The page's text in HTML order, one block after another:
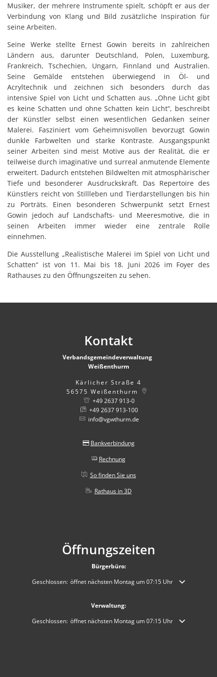
Musiker, der mehrere Instrumente spielt, schöpft er aus der
Verbindung von Klang und Bild zusätzliche Inspiration für
seine Arbeiten.
Seine Werke stellte Ernest Gowin bereits in zahlreichen
Ländern aus, darunter Deutschland, Polen, Luxemburg,
Frankreich, Tschechien, Ungarn, Finnland und Australien.
Seine Gemälde entstehen überwiegend in Öl- und
Acryltechnik und zeichnen sich besonders durch das
intensive Spiel von Licht und Schatten aus. „Ohne Licht gibt
es keine Schatten und ohne Schatten kein Licht“, beschreibt
der Künstler selbst einen wesentlichen Gedanken seiner
Malerei. Fasziniert vom Geheimnisvollen bevorzugt Gowin
dunkle Farbwelten und starke Kontraste. Ausgangspunkt
seiner Arbeiten sind meist Motive aus der Realität, die er
teilweise durch imaginative und surreal anmutende Elemente
erweitert. Dadurch entstehen Bildwelten mit atmosphärischer
Tiefe und besonderer Ausdruckskraft. Das Repertoire des
Künstlers reicht von Stillleben und Tierdarstellungen bis hin
zu Porträts. Einen besonderen Schwerpunkt setzt Ernest
Gowin jedoch auf Landschafts- und Meeresmotive, die in
seinen Arbeiten immer wieder eine zentrale Rolle
einnehmen.
Die Ausstellung „Realistische Malerei im Spiel von Licht und
Schatten“ ist von 11. Mai bis 18. Juni 2026 im Foyer des
Rathauses zu den Öffnungszeiten zu sehen.
Kontakt
Verbandsgemeindeverwaltung
Weißenthurm
Kärlicher Straße 4
56575 Weißenthurm
+49 2637 913-0
+49 2637 913-100
info@vgwthurm.de
Bankverbindung
Rechnung
So finden Sie uns
Rathaus in 3D
Öffnungszeiten
Bürgerbüro:
Klicken, um weitere Öffnungs- oder Schließzeiten auszublenden
Geschlossen: öffnet nächsten Montag um 07:15 Uhr
Verwaltung:
Klicken, um weitere Öffnungs- oder Schließzeiten auszublenden
Geschlossen: öffnet nächsten Montag um 07:15 Uhr